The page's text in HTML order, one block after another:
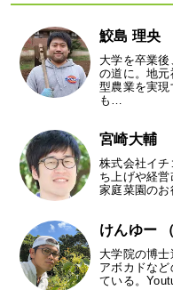
鮫島 理央
大学を卒業
の道に。地
型農業を実現
も…
宮崎大輔
株式会社イ
ち上げや経
家庭菜園の
けんゆー
大学院の博
アボカドな
ている。